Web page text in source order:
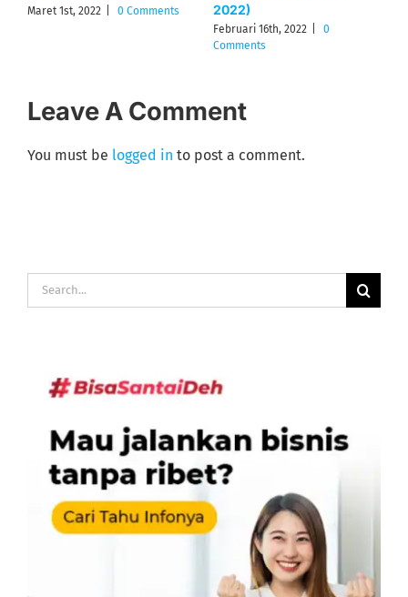
Maret 1st, 2022 0 Comments
2022)
Februari 16th, 2022
0
Comments
Leave A Comment
You must be logged in to post a comment.
Search
for: